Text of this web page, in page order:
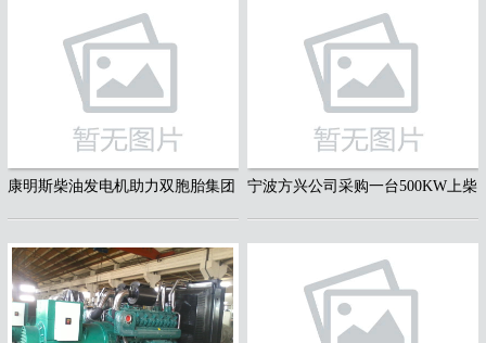
康明斯柴油发电机助力双胞胎集团
宁波方兴公司采购一台500KW上柴